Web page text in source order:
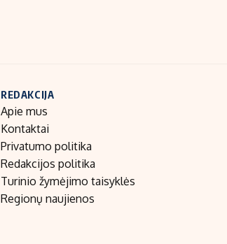
REDAKCIJA
Apie mus
Kontaktai
Privatumo politika
Redakcijos politika
Turinio žymėjimo taisyklės
Regionų naujienos